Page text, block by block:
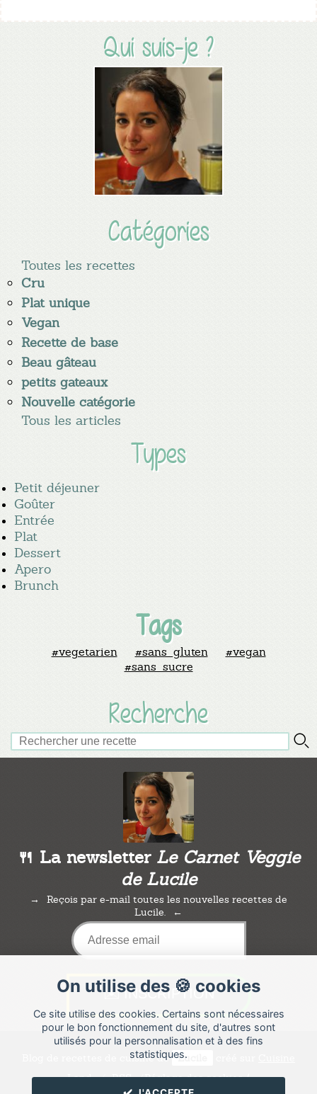
Qui suis-je ?
Catégories
Toutes les recettes
Cru
Plat unique
Vegan
Recette de base
Beau gâteau
petits gateaux
Nouvelle catégorie
Tous les articles
Types
Petit déjeuner
Goûter
Entrée
Plat
Dessert
Apero
Brunch
Tags
#vegetarien #sans_gluten
#vegan
#sans_sucre
Recherche
On utilise des 🍪 cookies
Ce site utilise des cookies. Certains sont nécessaires
pour le bon fonctionnement du site, d'autres sont
utilisés pour la personnalisation et à des fins
statistiques.
🍴 La newsletter Le Carnet Veggie
de Lucile
Reçois par e-mail toutes les nouvelles recettes de
Lucile.
Blog de recettes de cuisine de Lucile
Land ⁄ RSS ⁄Réglage des cookies/